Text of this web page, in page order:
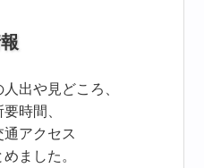
出や見どころ、
時間、
アクセス
ました。